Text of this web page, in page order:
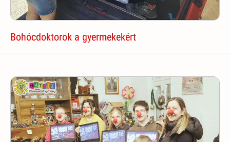
Bohócdoktorok a gyermekekért